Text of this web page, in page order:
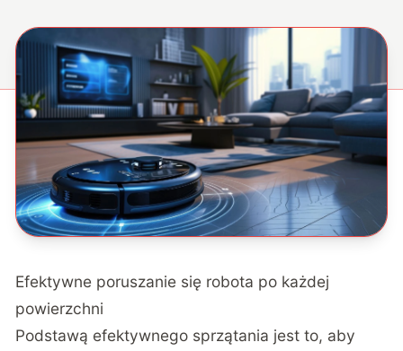
Efektywne poruszanie się robota po każdej
powierzchni
Podstawą efektywnego sprzątania jest to, aby